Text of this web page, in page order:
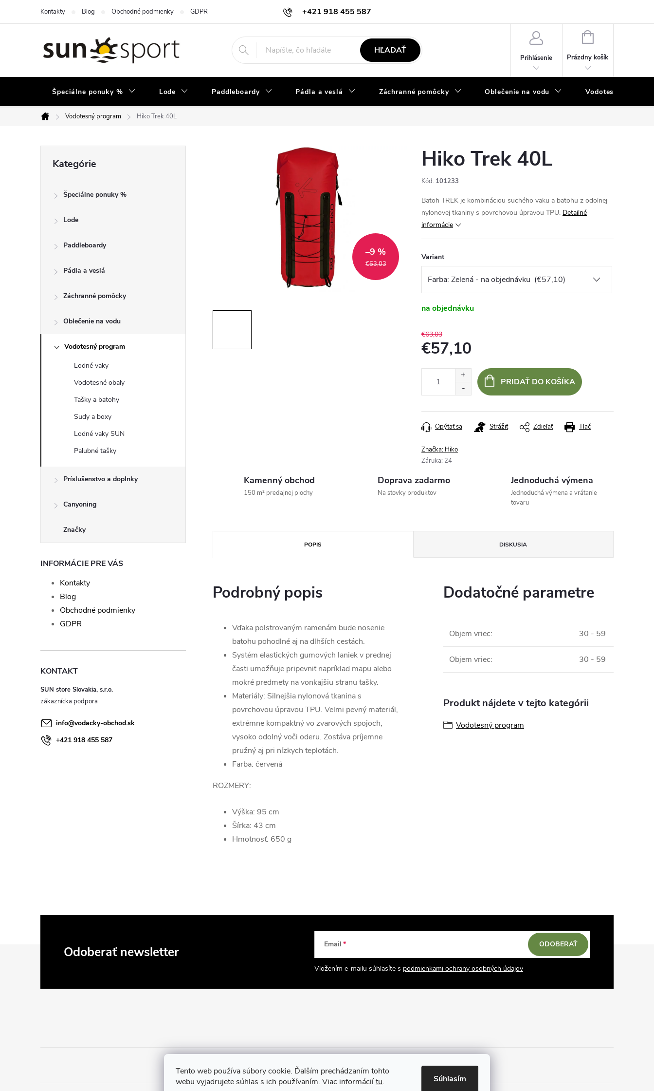
Tento web používa súbory cookie. Ďalším prechádzaním tohto
webu vyjadrujete súhlas s ich používaním. Viac informáciítu. Súhlasím
+421 918 455 587
info@vodacky-obchod.sk
Kontakty Blog Obchodné podmienky GDPR
HĽADAŤ
Prihlásenie
NÁKUPNÝ
Prázdny košík
Špeciálne ponuky % Lode Paddleboardy Pádla a veslá Záchranné pomôcky Oblečenie na vodu Vodotesný program
Domov
Vodotesný program Hiko Trek 40L
n
kategórie
Kategórie
Špeciálne ponuky %
Lode
Paddleboardy
Pádla a veslá
Záchranné pomôcky
Oblečenie na vodu
Vodotesný program
Lodné vaky
Vodotesné obaly
Tašky a batohy
Sudy a boxy
Lodné vaky SUN
Palubné tašky
Príslušenstvo a doplnky
Canyoning
Značky
INFORMÁCIE PRE VÁS
Kontakty
Blog
Obchodné podmienky
GDPR
KONTAKT
SUN store Slovakia, s.r.o.
info@vodacky-obchod.sk
+421 918 455 587
€63,03
–9 %
Hiko Trek 40L
Kód: 101233
Batoh TREK je kombináciou suchého vaku a batohu z odolnej
nylonovej tkaniny s povrchovou úpravou TPU. Detailné
informácie
Variant
na objednávku
€63,03
€57,10
PRIDAŤ DO KOŠÍKA
Tlač
Opýtať sa Strážiť Zdieľať
Značka: Hiko
Záruka: 24
Kamenný obchod
150 m² predajnej plochy
Doprava zadarmo
Na stovky produktov
Jednoduchá výmena
Jednoduchá výmena a vrátanie
tovaru
POPIS DISKUSIA
Podrobný popis
Vďaka polstrovaným ramenám bude nosenie
batohu pohodlné aj na dlhších cestách.
Systém elastických gumových laniek v prednej
časti umožňuje pripevniť napríklad mapu alebo
mokré predmety na vonkajšiu stranu tašky.
Materiály: Silnejšia nylonová tkanina s
povrchovou úpravou TPU. Veľmi pevný materiál,
extrémne kompaktný vo zvarových spojoch,
vysoko odolný voči oderu. Zostáva príjemne
pružný aj pri nízkych teplotách.
Farba: červená
ROZMERY:
Výška: 95 cm
Šírka: 43 cm
Hmotnosť: 650 g
Dodatočné parametre
Objem vriec: 30 - 59
Objem vriec: 30 - 59
Produkt nájdete v tejto kategórii
Vodotesný program
Odoberať newsletter Email
Vložením e-mailu súhlasíte s podmienkami ochrany osobných údajov
ODOBERAŤ